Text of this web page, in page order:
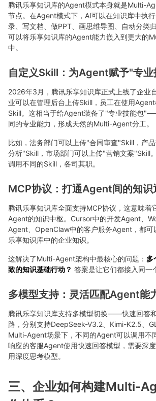
腾讯乐享知识库的Agent模式本身就是Multi-
节点。在Agent模式下，AI可以在知识库中执
录、写文档、做PPT、画思维导图、自动分类
可以将乐享知识库的Agent能力嵌入到更大的
中。
自定义Skill：为Agent赋予"专业
2026年3月，腾讯乐享知识库正式上线了企业
业可以在管理后台上传Skill，员工在使用
Skill。这相当于给Agent装备了"专业技能包
同的专业能力，形成天然的Multi-Agent分工。
比如，法务部门可以上传"合同审查"Skill，产
分析"Skill，市场部门可以上传"营销文案"Skill
调用不同的Skill，各司其职。
MCP协议：打通Agent间的知识
腾讯乐享知识库全面支持MCP协议，这意味着
Agent的知识中枢。Cursor中的开发Agent、
Agent、OpenClaw中的客户服务Agent，都可
乐享知识库中的企业知识。
这解决了Multi-Agent架构中最核心的问题： 多
致的知识基础行动？ 答案是让它们都接入同一
多模型支持：灵活匹配Agent能
腾讯乐享知识库支持多模型切换——快速回答
路，分别支持DeepSeek-V3.2、Kimi-K2.5、
Multi-Agent场景下，不同的Agent可以调用不
响应的客服Agent使用快速回答模型，需要深
用深度思考模型。
三、企业如何构建Multi-